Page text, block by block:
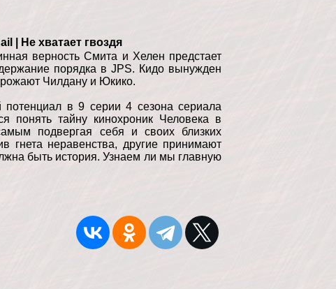
| Не хватает гвоздя
верность Смита и Хелен предстает
порядка в JPS. Кидо вынужден
Чилдану и Юкико.
в 9 серии 4 сезона сериала
понять тайну кинохроник Человека в
подвергая себя и своих близких
гнета неравенства, другие принимают
быть история. Узнаем ли мы главную